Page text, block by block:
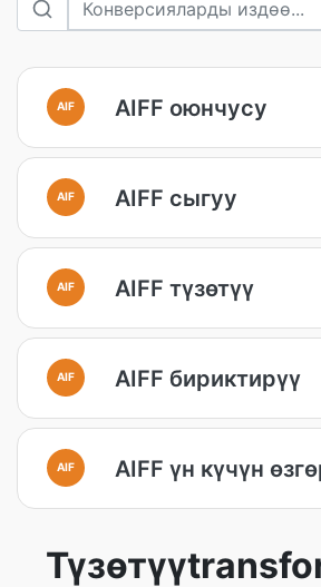
AIF AIFF оюнчусу
AIF AIFF сыгуу
AIF AIFF түзөтүү
AIF AIFF бириктирүү
AIF AIFF үн күчүн